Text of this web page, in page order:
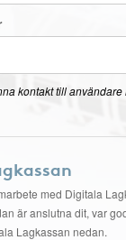
kontakt till
med Digitala
är anslutna dit, var
Lagkassan nedan.